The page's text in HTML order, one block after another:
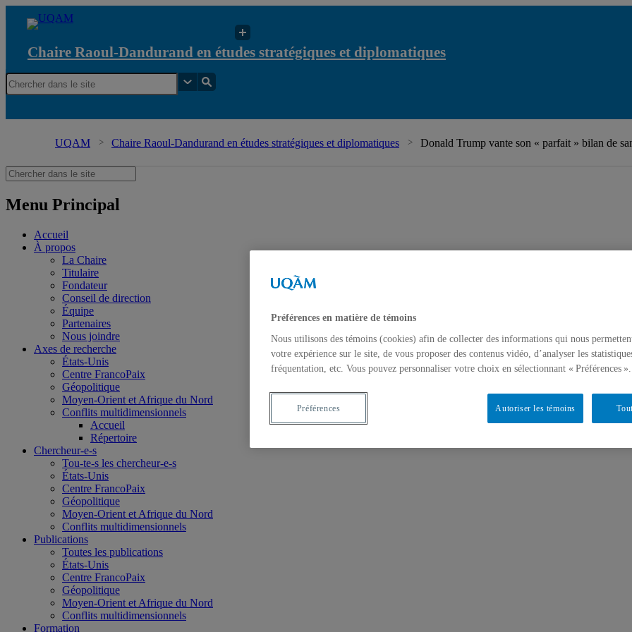
Chaire Raoul-Dandurand en études stratégiques et diplomatiques
UQAM Chaire Raoul-Dandurand en études stratégiques et diplomatiques Donald Trump vante son « parfait » bilan de
Menu Principal
Accueil
À propos
La Chaire
Titulaire
Fondateur
Conseil de direction
Équipe
Partenaires
Nous joindre
Axes de recherche
États-Unis
Centre FrancoPaix
Géopolitique
Moyen-Orient et Afrique du Nord
Conflits multidimensionnels
Accueil
Répertoire
Chercheur-e-s
Tou-te-s les chercheur-e-s
États-Unis
Centre FrancoPaix
Géopolitique
Moyen-Orient et Afrique du Nord
Conflits multidimensionnels
Publications
Toutes les publications
États-Unis
Centre FrancoPaix
Géopolitique
Moyen-Orient et Afrique du Nord
Conflits multidimensionnels
Formation
Préférences en matière de témoins
Nous utilisons des témoins (cookies) afin de collecter des informations qui nous
votre expérience sur le site, de vous proposer des contenus vidéo, d’analyser les
fréquentation, etc. Vous pouvez personnaliser votre choix en sélectionnant « Préférences ».
Autoriser les témoins
Préférences